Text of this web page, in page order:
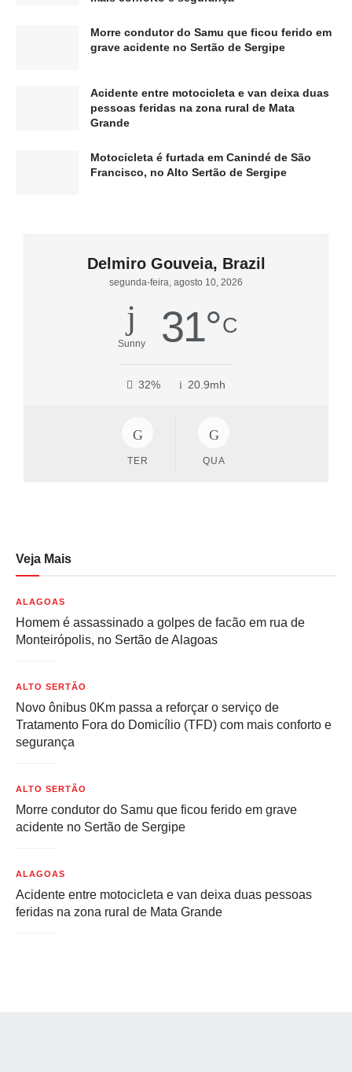
Morre condutor do Samu que ficou ferido em
grave acidente no Sertão de Sergipe
Acidente entre motocicleta e van deixa duas
pessoas feridas na zona rural de Mata
Grande
Motocicleta é furtada em Canindé de São
Francisco, no Alto Sertão de Sergipe
Delmiro Gouveia, Brazil
segunda-feira, agosto 10, 2026
Sunny 31°C
32% 20.9mh
TER QUA
Veja Mais
ALAGOAS
Homem é assassinado a golpes de facão em rua de
Monteirópolis, no Sertão de Alagoas
ALTO SERTÃO
Novo ônibus 0Km passa a reforçar o serviço de
Tratamento Fora do Domicílio (TFD) com mais conforto e
segurança
ALTO SERTÃO
Morre condutor do Samu que ficou ferido em grave
acidente no Sertão de Sergipe
ALAGOAS
Acidente entre motocicleta e van deixa duas pessoas
feridas na zona rural de Mata Grande